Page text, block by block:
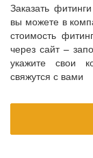
Заказать
вы можете в
стоимость
через сайт –
укажите свои
свяжутся с вами